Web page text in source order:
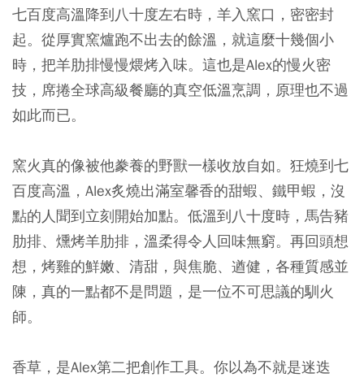
七百度高溫降到八十度左右時，羊入窯口，密密封
起。從厚實窯爐跑不出去的餘溫，就這麼十幾個小
時，把羊肋排慢慢煨烤入味。這也是Alex的慢火密
技，席捲全球高級餐廳的真空低溫烹調，原理也不過
如此而已。
窯火真的像被他豢養的野獸一樣收放自如。狂燒到七
百度高溫，Alex炙燒出滿室馨香的甜蝦、鐵甲蝦，沒
點的人聞到立刻開始加點。低溫到八十度時，馬告豬
肋排、燻烤羊肋排，溫柔得令人回味無窮。再回頭想
想，烤雞的鮮嫩、清甜，與焦脆、遒健，各種質感並
陳，真的一點都不是問題，是一位不可思議的馴火
師。
香草，是Alex第二把創作工具。你以為不就是迷迭